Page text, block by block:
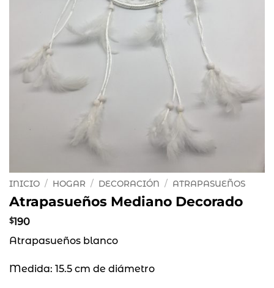
INICIO / HOGAR / DECORACIÓN / ATRAPASUEÑOS
Atrapasueños Mediano Decorado
$190
Atrapasueños blanco
Medida: 15.5 cm de diámetro